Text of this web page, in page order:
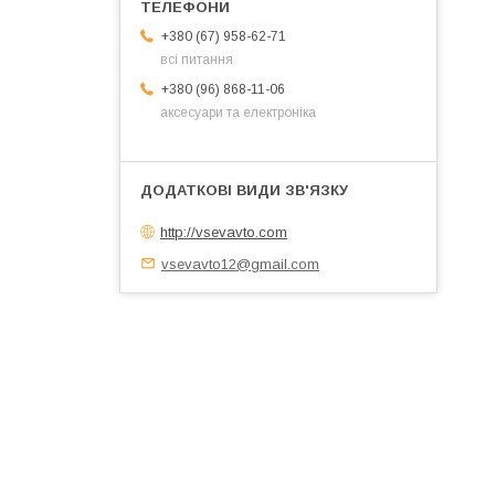
+380 (67) 958-62-71
всі питання
+380 (96) 868-11-06
аксесуари та електроніка
http://vsevavto.com
vsevavto12@gmail.com